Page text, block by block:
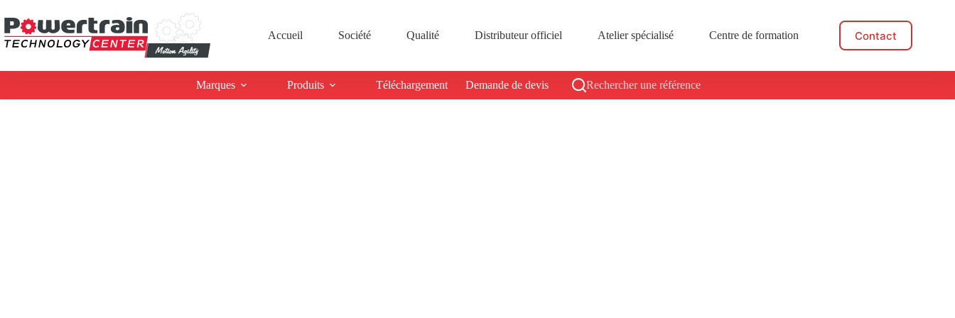
Accueil Société Qualité Distributeur officiel Atelier spécialisé Centre de formation Actualités
Contact
Marques Produits Téléchargement Demande de devis Rechercher une référence